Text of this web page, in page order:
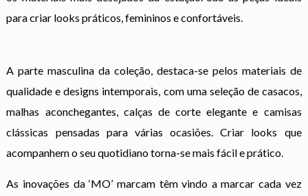
para criar looks práticos, femininos e confortáveis.
A parte masculina da coleção, destaca-se pelos materiais de
qualidade e designs intemporais, com uma seleção de casacos,
malhas aconchegantes, calças de corte elegante e camisas
clássicas pensadas para várias ocasiões. Criar looks que
acompanhem o seu quotidiano torna-se mais fácil e prático.
As inovações da ‘MO’ marcam têm vindo a marcar cada vez